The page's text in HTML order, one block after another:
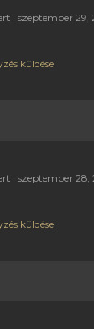
szeptember 29,
küldése
szeptember 28,
küldése